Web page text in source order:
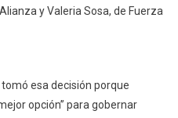
y Valeria Sosa, de Fuerza
esa decisión porque
opción” para gobernar